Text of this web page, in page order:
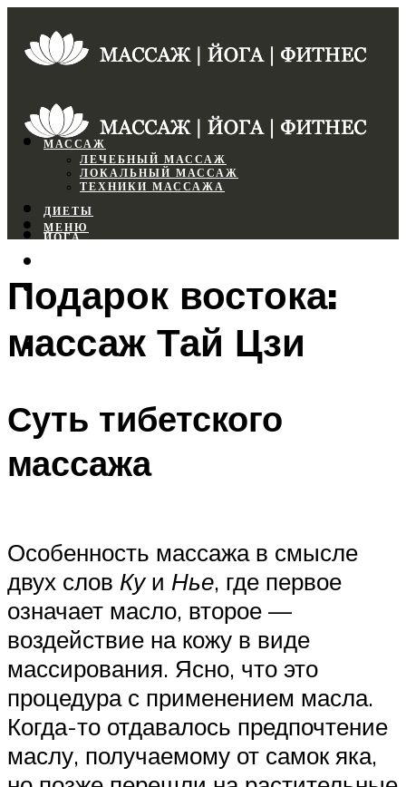
МАССАЖ
ЛЕЧЕБНЫЙ МАССАЖ
ЛОКАЛЬНЫЙ МАССАЖ
ТЕХНИКИ МАССАЖА
ДИЕТЫ
ЙОГА
ФИТНЕС
МЕНЮ
МЕНЮ
Подарок востока:
массаж Тай Цзи
Суть тибетского
массажа
Особенность массажа в смысле
двух слов Куи Нье, где первое
означает масло, второе —
воздействие на кожу в виде
массирования. Ясно, что это
процедура с применением масла.
Когда-то отдавалось предпочтение
маслу, получаемому от самок яка,